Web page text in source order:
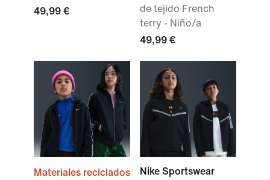
49,99 €
de tejido French
terry - Niño/a
49,99 €
Materiales reciclados
Nike Sportswear